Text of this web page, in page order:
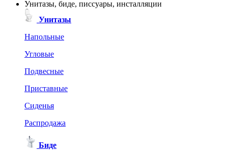
Унитазы, биде, писсуары, инсталляции
Унитазы
Напольные
Угловые
Подвесные
Приставные
Сиденья
Распродажа
Биде